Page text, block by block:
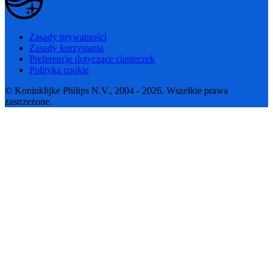
Zasady prywatności
Zasady korzystania
Preferencje dotyczące ciasteczek
Polityka cookie
© Koninklijke Philips N.V., 2004 - 2026. Wszelkie prawa
zastrzeżone.